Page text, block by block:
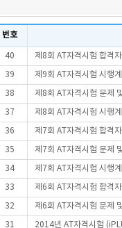
번호
40 제8회 AT자격시험 합격
39 제9회 AT자격시험 시행
38 제8회 AT자격시험 문제
37 제8회 AT자격시험 시행
36 제7회 AT자격시험 합격
35 제7회 AT자격시험 문제
34 제7회 AT자격시험 시행
33 제6회 AT자격시험 합격
32 제6회 AT자격시험 문제
31 2014년 AT자격시험